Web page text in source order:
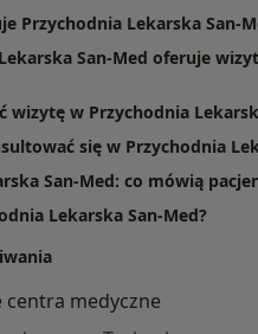
Przychodnia Lekarska San-
San-Med oferuje
wizytę w Przychodnia
się w Przychodnia
San-Med: co mówią
Lekarska San-Med?
medyczne